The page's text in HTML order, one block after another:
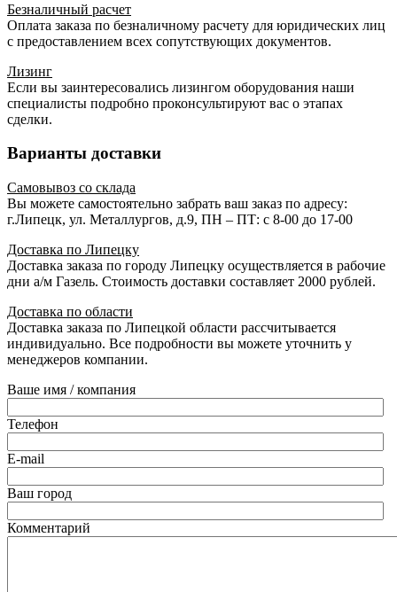
Безналичный расчет
Оплата заказа по безналичному расчету для юридических лиц
с предоставлением всех сопутствующих документов.
Лизинг
Если вы заинтересовались лизингом оборудования наши
специалисты подробно проконсультируют вас о этапах
сделки.
Варианты доставки
Самовывоз со склада
Вы можете самостоятельно забрать ваш заказ по адресу:
г.Липецк, ул. Металлургов, д.9, ПН – ПТ: с 8-00 до 17-00
Доставка по Липецку
Доставка заказа по городу Липецку осуществляется в рабочие
дни а/м Газель. Стоимость доставки составляет 2000 рублей.
Доставка по области
Доставка заказа по Липецкой области рассчитывается
индивидуально. Все подробности вы можете уточнить у
менеджеров компании.
Ваше имя / компания
Телефон
E-mail
Ваш город
Комментарий